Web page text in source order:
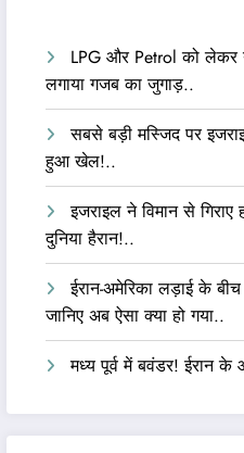
LPG और Petrol को लेकर
लगाया गजब का जुगाड़..
सबसे बड़ी मस्जिद पर
हुआ खेल!..
इजराइल ने विमान से
दुनिया हैरान!..
ईरान-अमेरिका लड़ाई के
जानिए अब ऐसा क्या हो गया..
मध्य पूर्व में बवंडर! ईरान